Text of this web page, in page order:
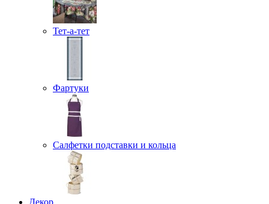
Тет-а-тет
Фартуки
Салфетки подставки и кольца
Декор